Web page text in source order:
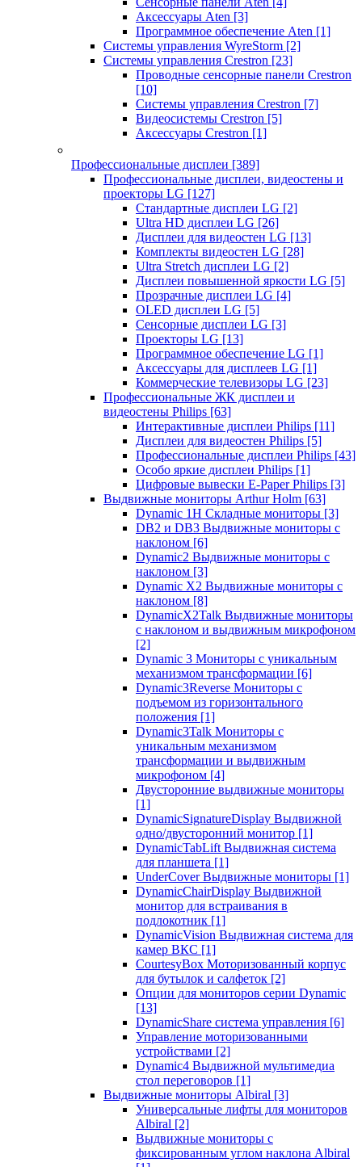
Аксессуары Aten [3]
Программное обеспечение Aten [1]
Системы управления WyreStorm [2]
Системы управления Crestron [23]
Проводные сенсорные панели Crestron
[10]
Системы управления Crestron [7]
Видеосистемы Crestron [5]
Аксессуары Crestron [1]
Профессиональные дисплеи [389]
Профессиональные дисплеи, видеостены и
проекторы LG [127]
Стандартные дисплеи LG [2]
Ultra HD дисплеи LG [26]
Дисплеи для видеостен LG [13]
Комплекты видеостен LG [28]
Ultra Stretch дисплеи LG [2]
Дисплеи повышенной яркости LG [5]
Прозрачные дисплеи LG [4]
OLED дисплеи LG [5]
Сенсорные дисплеи LG [3]
Проекторы LG [13]
Программное обеспечение LG [1]
Аксессуары для дисплеев LG [1]
Коммерческие телевизоры LG [23]
Профессиональные ЖК дисплеи и
видеостены Philips [63]
Интерактивные дисплеи Philips [11]
Дисплеи для видеостен Philips [5]
Профессиональные дисплеи Philips [43]
Особо яркие дисплеи Philips [1]
Цифровые вывески E-Paper Philips [3]
Выдвижные мониторы Arthur Holm [63]
Dynamic 1Н Складные мониторы [3]
DB2 и DB3 Выдвижные мониторы с
наклоном [6]
Dynamic2 Выдвижные мониторы с
наклоном [3]
Dynamic X2 Выдвижные мониторы с
наклоном [8]
DynamicX2Talk Выдвижные мониторы
с наклоном и выдвижным микрофоном
[2]
Dynamic 3 Мониторы с уникальным
механизмом трансформации [6]
Dynamic3Reverse Мониторы с
подъемом из горизонтального
положения [1]
Dynamic3Talk Мониторы с
уникальным механизмом
трансформации и выдвижным
микрофоном [4]
Двусторонние выдвижные мониторы
[1]
DynamicSignatureDisplay Выдвижной
одно/двусторонний монитор [1]
DynamicTabLift Выдвижная система
для планшета [1]
UnderCover Выдвижные мониторы [1]
DynamicChairDisplay Выдвижной
монитор для встраивания в
подлокотник [1]
DynamicVision Выдвижная система для
камер ВКС [1]
CourtesyBox Моторизованный корпус
для бутылок и салфеток [2]
Опции для мониторов серии Dynamic
[13]
DynamicShare система управления [6]
Управление моторизованными
устройствами [2]
Dynamic4 Выдвижной мультимедиа
стол переговоров [1]
Выдвижные мониторы Albiral [3]
Универсальные лифты для мониторов
Albiral [2]
Выдвижные мониторы с
фиксированным углом наклона Albiral